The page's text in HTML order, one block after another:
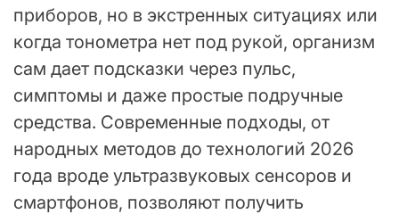
приборов, но в экстренных ситуациях или
когда тонометра нет под рукой, организм
сам дает подсказки через пульс,
симптомы и даже простые подручные
средства. Современные подходы, от
народных методов до технологий 2026
года вроде ультразвуковых сенсоров и
смартфонов, позволяют получить